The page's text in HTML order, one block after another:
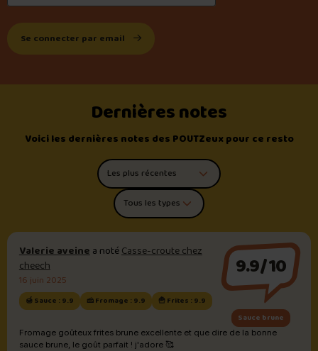
Se connecter par email
Dernières notes
Voici les dernières notes des POUTZeux pour ce resto
Trier les commentaires
Filtrer par type de poutine
Valerie aveinea notéCasse-croute chez
cheech
16 juin 2025
🍯 Sauce : 9.9 🧀 Fromage : 9.9 🍟 Frites : 9.9
9.9/10
Sauce brune
Fromage goûteux frites brune excellente et que dire de la bonne
sauce brune, le goût parfait ! j'adore 🥰